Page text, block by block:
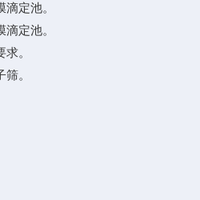
定池。
定池。
。
。